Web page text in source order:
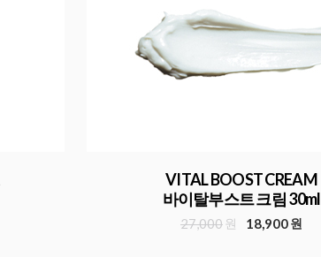
VITAL BOOST CREAM
바이탈부스트 크림 30ml
27,000 원 18,900원